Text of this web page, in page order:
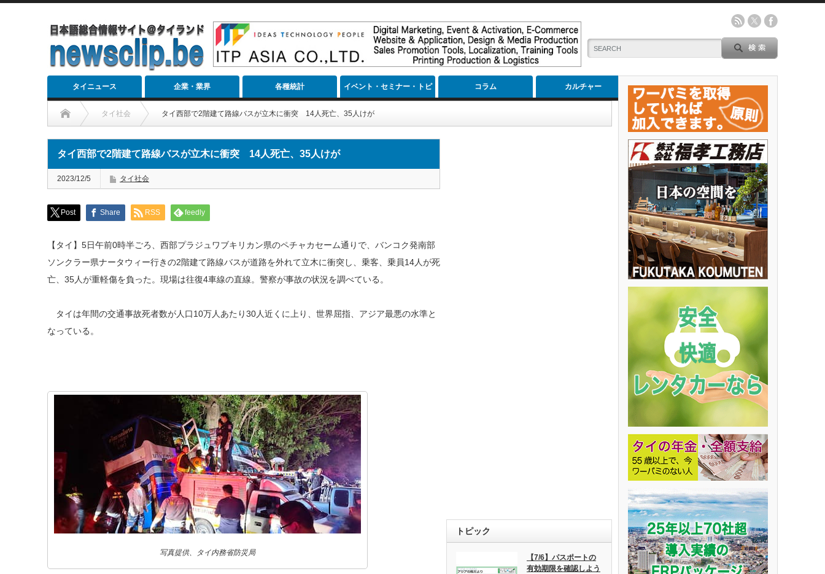
タイニュース 企業・業界 各種統計 イベント・セミナー・トピ コラム カルチャー
タイ社会 タイ西部で2階建て路線バスが立木に衝突 14人死亡、35人けが
タイ西部で2階建て路線バスが立木に衝突 14人死亡、35人けが
2023/12/5 タイ社会
Post Share RSS feedly
【タイ】5日午前0時半ごろ、西部プラジュワブキリカン県のペチャカセーム通りで、バンコク発南部
ソンクラー県ナータウィー行きの2階建て路線バスが道路を外れて立木に衝突し、乗客、乗員14人が死
亡、35人が重軽傷を負った。現場は往復4車線の直線。警察が事故の状況を調べている。
タイは年間の交通事故死者数が人口10万人あたり30人近くに上り、世界屈指、アジア最悪の水準と
なっている。
写真提供、タイ内務省防災局
トピック
【7/6】パスポートの
有効期限を確認しよう